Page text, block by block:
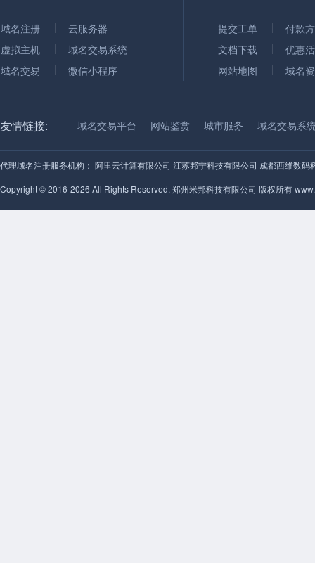
域名注册
云服务器
虚拟主机
域名交易系统
域名交易
微信小程序
提交工单
付款
文档下载
优惠
网站地图
域名
友情链接: 域名交易平台 网站鉴赏 城市服务 域名交易系
代理域名注册服务机构： 阿里云计算有限公司 江苏邦宁科技有限公司 成都西维数码
Copyright © 2016-2026 All Rights Reserved. 郑州米邦科技有限公司 版权所有